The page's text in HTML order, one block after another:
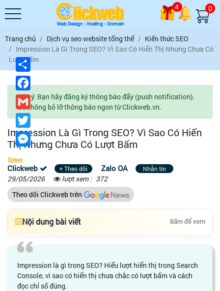
4 0
Trang chủ Dịch vụ seo website tổng thể
Kiến thức SEO
Impression Là Gì Trong SEO? Vì Sao Có Hiển Thị Nhưng Chưa Có
Lượt Bấm
Lưu ý: Bạn hãy đăng ký thông báo đẩy (push notification).
Để không bỏ lỡ thông báo ngon từ Clickweb.vn.
Impression Là Gì Trong SEO? Vì Sao Có Hiển
Thị Nhưng Chưa Có Lượt Bấm
Clickweb + Theo dõi Zalo OA Nhắn tin
29/05/2026 lượt xem : 372
Theo dõi Clickweb trên
Nội dung bài viết Bấm để xem
Impression là gì trong SEO? Hiểu lượt hiển thị trong Search
Console, vì sao có hiển thị chưa chắc có lượt bấm và cách
đọc chỉ số đúng.
Chia
sẻ
Gmail
Twitter
Messenger